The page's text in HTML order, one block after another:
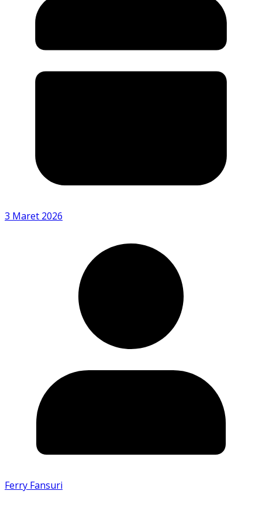
3 Maret 2026
Ferry Fansuri